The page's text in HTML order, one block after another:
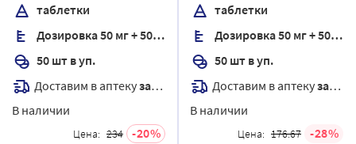
таблетки
Дозировка 50 мг + 50 мг
50 шт в уп.
Доставим в аптекузавтра
В наличии
Цена: 234 20
таблетки
Дозировка 50 мг + 50 мг
50 шт в уп.
Доставим в аптекузавтра
В наличии
Цена: 176.67 28